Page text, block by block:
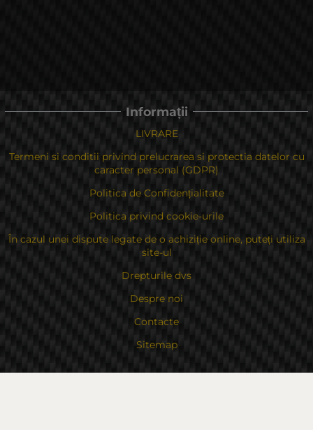
Informații
LIVRARE
Termeni si conditii privind prelucrarea si protectia datelor cu
caracter personal (GDPR)
Politica de Confidențialitate
Politica privind cookie-urile
În cazul unei dispute legate de o achiziție online, puteți utiliza
site-ul
Drepturile dvs
Despre noi
Contacte
Sitemap